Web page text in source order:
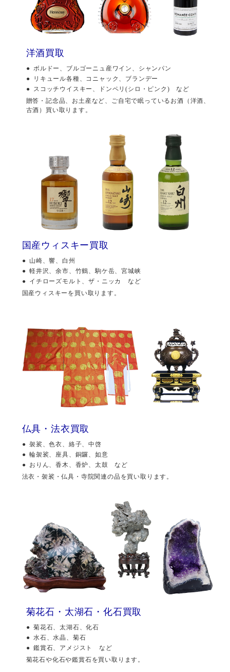
洋酒買取
ボルドー、ブルゴーニュ産ワイン、シャンパン
リキュール各種、コニャック、ブランデー
スコッチウイスキー、ドンペリ(シロ・ピンク) など
贈答・記念品、お土産など、ご自宅で眠っているお酒（洋酒、
古酒）買い取ります。
国産ウィスキー買取
山崎、響、白州
軽井沢、余市、竹鶴、駒ケ岳、宮城峡
イチローズモルト、ザ・ニッカ など
国産ウィスキーを買い取ります。
仏具・法衣買取
袈裟、色衣、絡子、中啓
輪袈裟、座具、銅鑼、如意
おりん、香木、香炉、太鼓 など
法衣・袈裟・仏具・寺院関連の品を買い取ります。
菊花石・太湖石・化石買取
菊花石、太湖石、化石
水石、水晶、菊石
鑑賞石、アメジスト など
菊花石や化石や鑑賞石を買い取ります。